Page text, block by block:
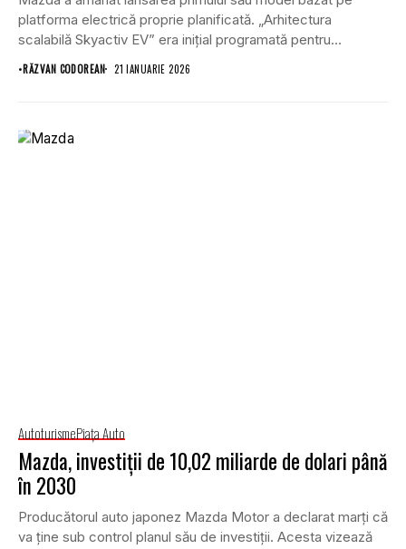
platforma electrică proprie planificată. „Arhitectura
scalabilă Skyactiv EV” era inițial programată pentru
introducere în...
•RĂZVAN CODOREAN 21 IANUARIE 2026
AutoturismePiaţa Auto
Mazda, investiții de 10,02 miliarde de dolari până
în 2030
Producătorul auto japonez Mazda Motor a declarat marți că
va ține sub control planul său de investiții. Acesta vizează